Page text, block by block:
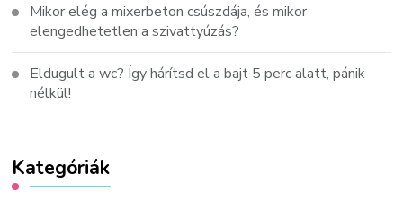
Mikor elég a mixerbeton csúszdája, és mikor
elengedhetetlen a szivattyúzás?
Eldugult a wc? Így hárítsd el a bajt 5 perc alatt, pánik
nélkül!
Kategóriák